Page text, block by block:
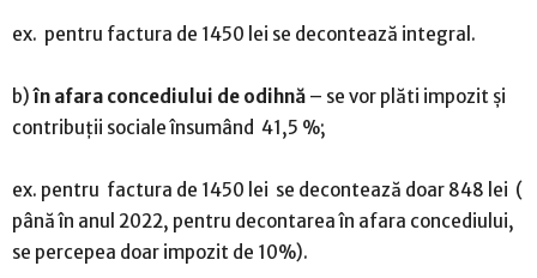
ex. pentru factura de 1450 lei se decontează integral.
b)în afara concediului de odihnă – se vor plăti impozit și
contribuții sociale însumând 41,5 %;
ex. pentru factura de 1450 lei se decontează doar 848 lei (
până în anul 2022, pentru decontarea în afara concediului,
se percepea doar impozit de 10%).